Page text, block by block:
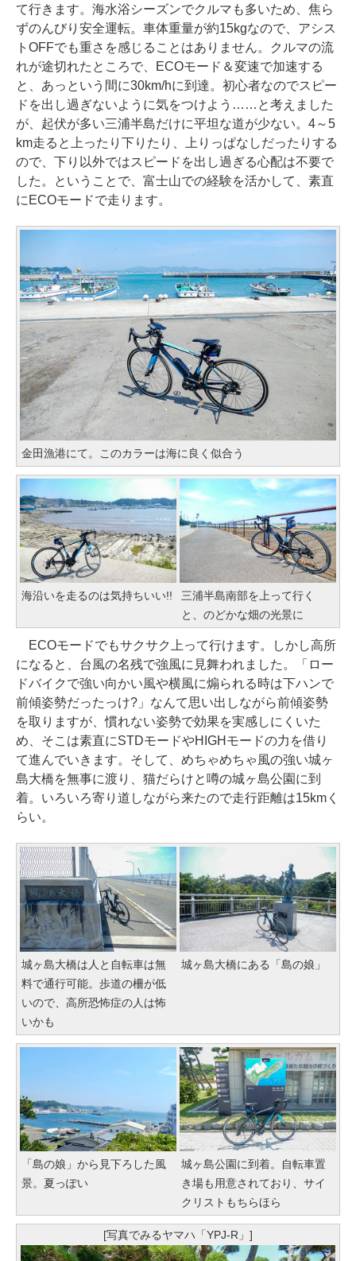
て行きます。海水浴シーズンでクルマも多いため、焦ら
ずのんびり安全運転。車体重量が約15kgなので、アシス
トOFFでも重さを感じることはありません。クルマの流
れが途切れたところで、ECOモード＆変速で加速する
と、あっという間に30km/hに到達。初心者なのでスピー
ドを出し過ぎないように気をつけよう……と考えました
が、起伏が多い三浦半島だけに平坦な道が少ない。4～5
km走ると上ったり下りたり、上りっぱなしだったりする
ので、下り以外ではスピードを出し過ぎる心配は不要で
した。ということで、富士山での経験を活かして、素直
にECOモードで走ります。
金田漁港にて。このカラーは海に良く似合う
海沿いを走るのは気持ちいい!!
三浦半島南部を上って行く
と、のどかな畑の光景に
ECOモードでもサクサク上って行けます。しかし高所
になると、台風の名残で強風に見舞われました。「ロー
ドバイクで強い向かい風や横風に煽られる時は下ハンで
前傾姿勢だったっけ?」なんて思い出しながら前傾姿勢
を取りますが、慣れない姿勢で効果を実感しにくいた
め、そこは素直にSTDモードやHIGHモードの力を借り
て進んでいきます。そして、めちゃめちゃ風の強い城ヶ
島大橋を無事に渡り、猫だらけと噂の城ヶ島公園に到
着。いろいろ寄り道しながら来たので走行距離は15kmく
らい。
城ヶ島大橋は人と自転車は無
料で通行可能。歩道の柵が低
いので、高所恐怖症の人は怖
いかも
城ヶ島大橋にある「島の娘」
「島の娘」から見下ろした風
景。夏っぽい
城ヶ島公園に到着。自転車置
き場も用意されており、サイ
クリストもちらほら
[写真でみるヤマハ「YPJ-R」]